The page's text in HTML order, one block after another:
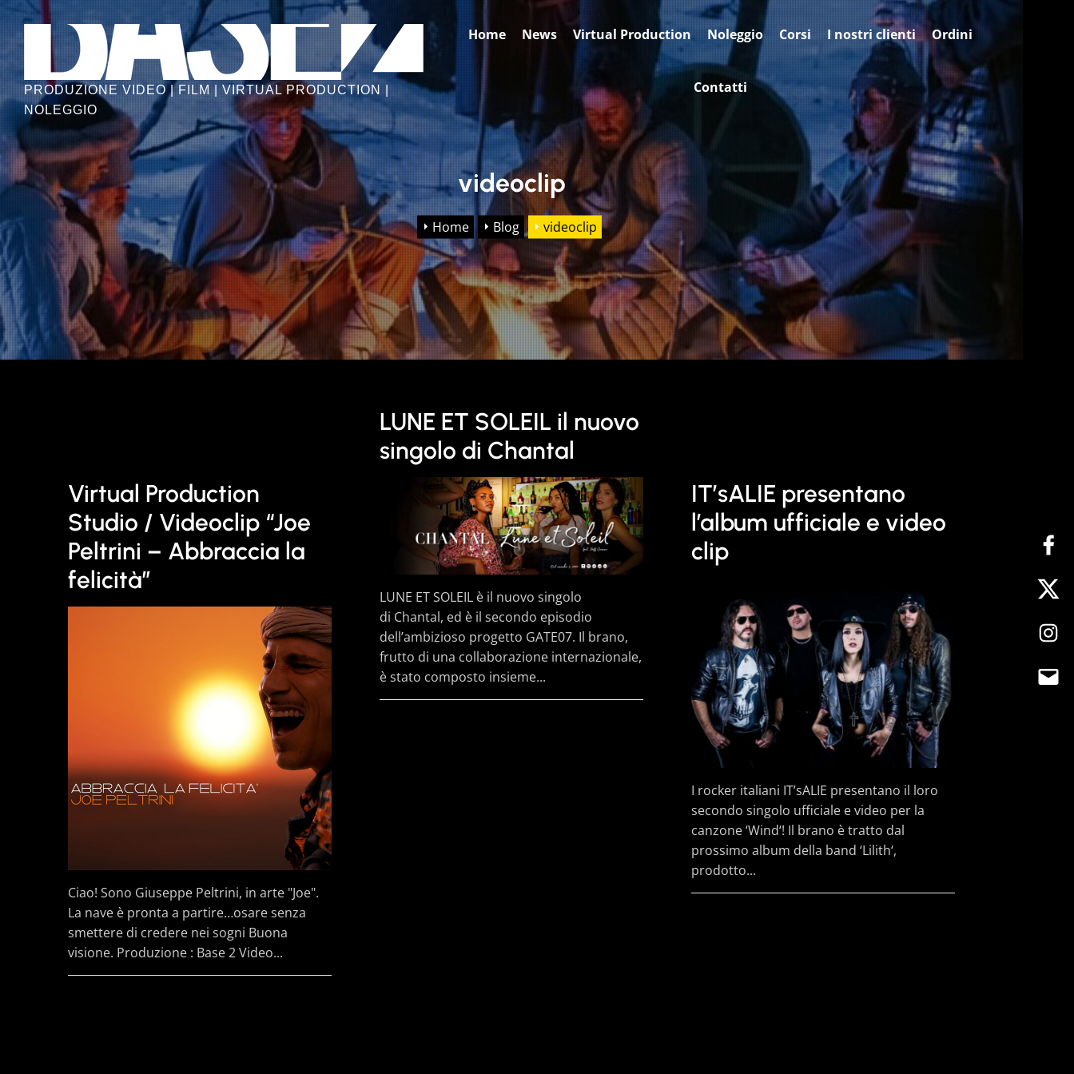
Skip
the
content
BASE2
FACTORY
PRODUZIONE VIDEO | FILM | VIRTUAL PRODUCTION |
NOLEGGIO
Home News Virtual Production Noleggio Corsi I nostri clienti Ordini
Contatti
Home Blog videoclip
videoclip
Virtual Production
Studio / Videoclip “Joe
Peltrini – Abbraccia la
felicità”
Ciao! Sono Giuseppe Peltrini, in arte "Joe".
La nave è pronta a partire…osare senza
smettere di credere nei sogni Buona
visione. Produzione : Base 2 Video...
LUNE ET SOLEIL il nuovo
singolo di Chantal
LUNE ET SOLEIL è il nuovo singolo
di Chantal, ed è il secondo episodio
dell’ambizioso progetto GATE07. Il brano,
frutto di una collaborazione internazionale,
è stato composto insieme...
IT’sALIE presentano
l’album ufficiale e video
clip
I rocker italiani IT’sALIE presentano il loro
secondo singolo ufficiale e video per la
canzone ‘Wind‘! Il brano è tratto dal
prossimo album della band ‘Lilith‘,
prodotto...